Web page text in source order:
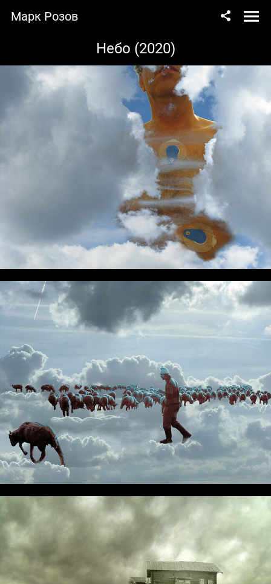
Марк Розов
Небо (2020)